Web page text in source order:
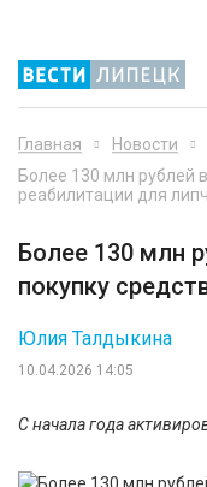
Главная Новости
Более 130 млн рублей
реабилитации для
Более 130 млн
покупку
10.04.2026 14:05
Юлия Талдыкина
С начала года